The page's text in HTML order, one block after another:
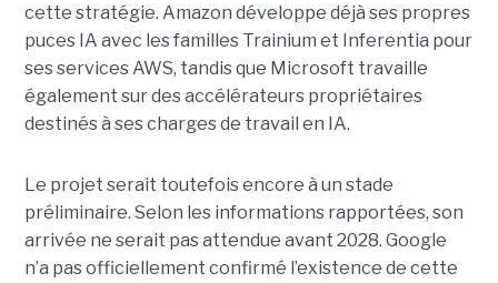
cette stratégie. Amazon développe déjà ses propres
puces IA avec les familles Trainium et Inferentia pour
ses services AWS, tandis que Microsoft travaille
également sur des accélérateurs propriétaires
destinés à ses charges de travail en IA.
Le projet serait toutefois encore à un stade
préliminaire. Selon les informations rapportées, son
arrivée ne serait pas attendue avant 2028. Google
n’a pas officiellement confirmé l’existence de cette